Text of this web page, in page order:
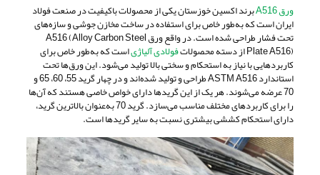
ورق A516
برند اکسین خوزستان یکی از محصولات باکیفیت در صنعت فولاد
ایران است که به‌طور خاص برای استفاده در ساخت مخازن جوشی و سازه‌های
تحت فشار طراحی شده است. در واقع ورق A516 (Alloy Carbon Steel
Plate A516) از دسته محصولات فولادی آلیاژیاست که به‌طور خاص برای
کاربردهایی با نیاز به استحکام و سختی بالا تولید می‌شود. این ورق‌ها تحت
استاندارد ASTM A516 طراحی و تولید شده‌اند و در چهار گرید 55، 60، 65 و
70 عرضه می‌شوند. هر یک از این گریدها دارای خواص خاصی هستند که آن‌ها
را برای کاربردهای مختلف مناسب می‌سازد. گرید 70 به‌عنوان بالاترین گرید،
دارای استحکام کششی بیشتری نسبت به سایر گریدها است.